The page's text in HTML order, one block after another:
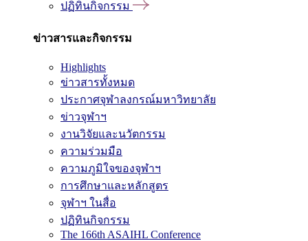
ปฏิทินกิจกรรม
ข่าวสารและกิจกรรม
Highlights
ข่าวสารทั้งหมด
ประกาศจุฬาลงกรณ์มหาวิทยาลัย
ข่าวจุฬาฯ
งานวิจัยและนวัตกรรม
ความร่วมมือ
ความภูมิใจของจุฬาฯ
การศึกษาและหลักสูตร
จุฬาฯ ในสื่อ
ปฏิทินกิจกรรม
The 166th ASAIHL Conference